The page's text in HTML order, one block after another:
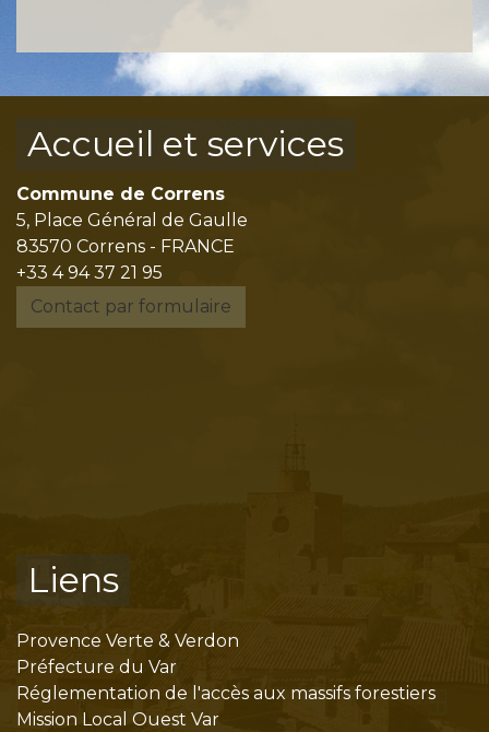
Accueil et services
Commune de Correns
5, Place Général de Gaulle
83570 Correns - FRANCE
+33 4 94 37 21 95
Contact par formulaire
Liens
Provence Verte & Verdon
Préfecture du Var
Réglementation de l'accès aux massifs forestiers
Mission Local Ouest Var